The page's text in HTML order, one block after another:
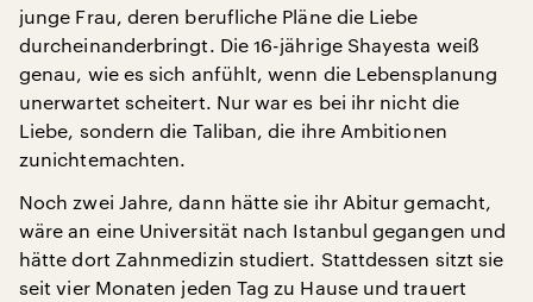
junge Frau, deren berufliche Pläne die Liebe
durcheinanderbringt. Die 16-jährige Shayesta weiß
genau, wie es sich anfühlt, wenn die Lebensplanung
unerwartet scheitert. Nur war es bei ihr nicht die
Liebe, sondern die Taliban, die ihre Ambitionen
zunichtemachten.
Noch zwei Jahre, dann hätte sie ihr Abitur gemacht,
wäre an eine Universität nach Istanbul gegangen und
hätte dort Zahnmedizin studiert. Stattdessen sitzt sie
seit vier Monaten jeden Tag zu Hause und trauert